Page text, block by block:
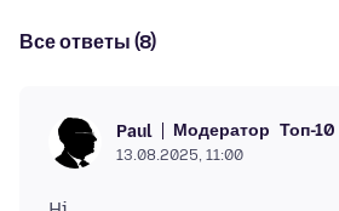
Все ответы (8)
Paul Модератор Топ-
13.08.2025, 11:00